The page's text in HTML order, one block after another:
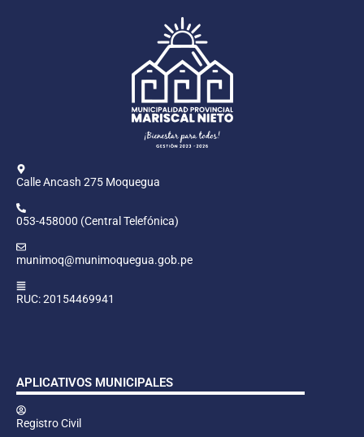
Calle Ancash 275 Moquegua
053-458000 (Central Telefónica)
munimoq@munimoquegua.gob.pe
RUC: 20154469941
APLICATIVOS MUNICIPALES
Registro Civil